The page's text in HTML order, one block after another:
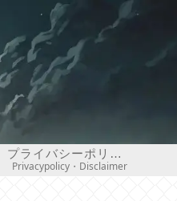
プライバシーポリシー・免責事項
Privacypolicy・Disclaimer